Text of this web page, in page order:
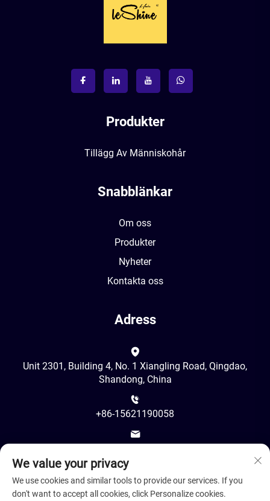
Produkter
Tillägg Av Människohår
Snabblänkar
Om oss
Produkter
Nyheter
Kontakta oss
Adress
Unit 2301, Building 4, No. 1 Xiangling Road, Qingdao,
Shandong, China
+86-15621190058
We value your privacy
We use cookies and similar tools to provide our services. If you
don't want to accept all cookies, click Personalize cookies.